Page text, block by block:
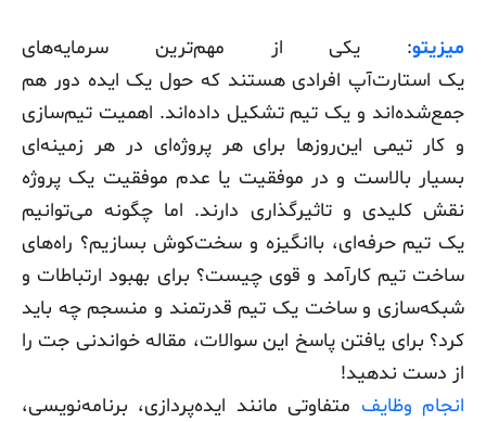
میزیتو: یکی از مهم‌ترین سرمایه‌های
یک استارت‌آپ‌ افرادی هستند که حول یک ایده دور هم
جمع‌شده‌اند و یک تیم تشکیل داده‌اند. اهمیت تیم‌سازی
و کار تیمی این‌روزها برای هر پروژه‌ای در هر زمینه‌ای
بسیار بالاست و در موفقیت یا عدم موفقیت یک پروژه
نقش کلیدی و تاثیرگذاری دارند. اما چگونه می‌توانیم
یک تیم حرفه‌ای، با‌انگیزه و سخت‌کوش بسازیم؟ راه‌های
ساخت تیم کارآمد و قوی چیست؟ برای بهبود ارتباطات و
شبکه‌سازی و ساخت یک تیم قدرتمند و منسجم چه باید
کرد؟ برای یافتن پاسخ این سوالات، مقاله خواندنی جت را
از دست ندهید!
انجام وظایف متفاوتی مانند ایده‌پردازی، برنامه‌نویسی،